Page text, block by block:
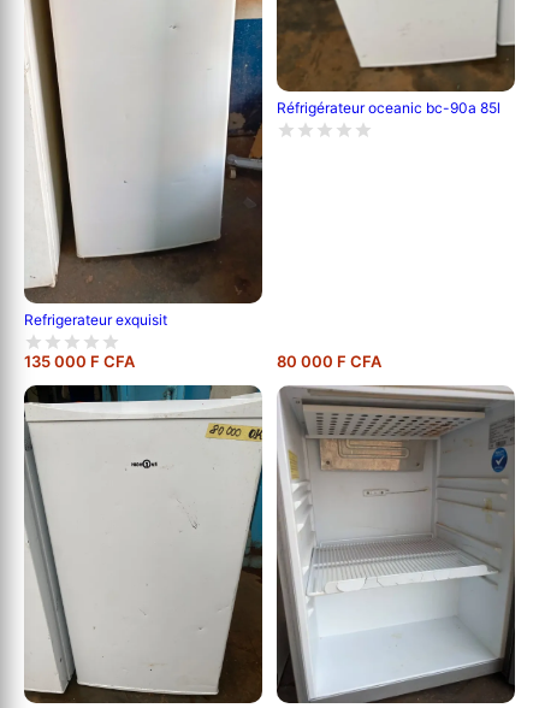
Refrigerateur exquisit
135 000 F CFA
Réfrigérateur oceanic bc-90a 85l
80 000 F CFA